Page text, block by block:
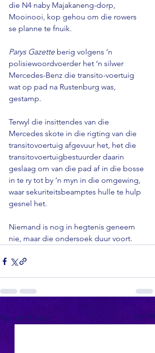
die N4 naby Majakaneng-dorp,
Mooinooi, kop gehou om die rowers
se planne te fnuik.
Parys Gazette berig volgens ‘n
polisiewoordvoerder het ‘n silwer
Mercedes-Benz die transito-voertuig
wat op pad na Rustenburg was,
gestamp.
Terwyl die insittendes van die
Mercedes skote in die rigting van die
transitovoertuig afgevuur het, het die
transitovoertuigbestuurder daarin
geslaag om van die pad af in die bosse
in te ry tot by ’n myn in die omgewing,
waar sekuriteitsbeamptes hulle te hulp
gesnel het.
Niemand is nog in hegtenis geneem
nie, maar die ondersoek duur voort.
Recent Posts See All